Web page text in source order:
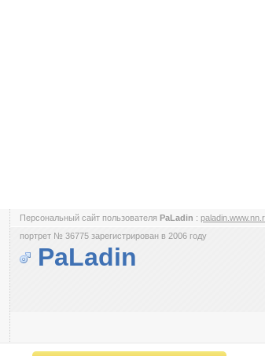
Персональный сайт пользователя PaLadin :
портрет № 36775 зарегистрирован в 2006 году
PaLadin